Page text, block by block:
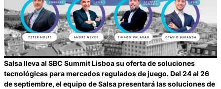
Salsa lleva al SBC Summit Lisboa su oferta de soluciones
tecnológicas para mercados regulados de juego. Del 24 al 26
de septiembre, el equipo de Salsa presentará las soluciones de